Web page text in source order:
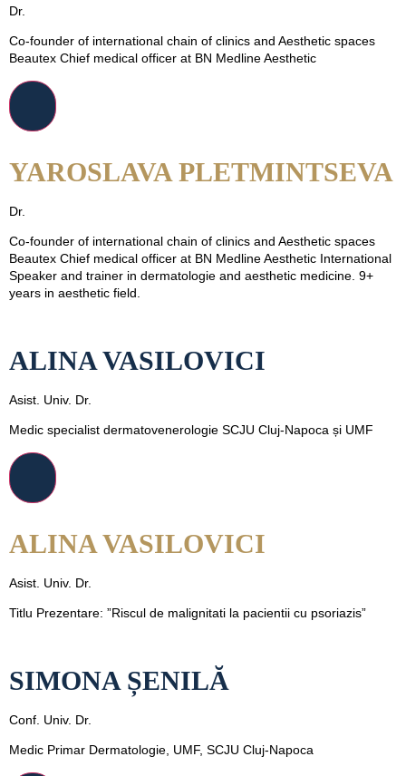
Dr.
Co-founder of international chain of clinics and Aesthetic spaces
Beautex Chief medical officer at BN Medline Aesthetic
YAROSLAVA PLETMINTSEVA
Dr.
Co-founder of international chain of clinics and Aesthetic spaces
Beautex Chief medical officer at BN Medline Aesthetic International
Speaker and trainer in dermatologie and aesthetic medicine. 9+
years in aesthetic field.
ALINA VASILOVICI
Asist. Univ. Dr.
Medic specialist dermatovenerologie SCJU Cluj-Napoca și UMF
ALINA VASILOVICI
Asist. Univ. Dr.
Titlu Prezentare: ”Riscul de malignitati la pacientii cu psoriazis”
SIMONA ȘENILĂ
Conf. Univ. Dr.
Medic Primar Dermatologie, UMF, SCJU Cluj-Napoca